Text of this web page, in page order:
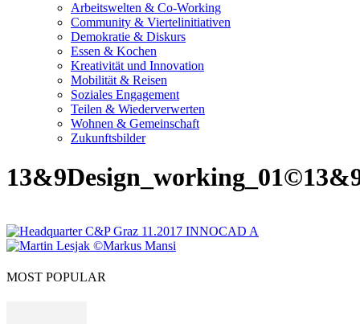
Arbeitswelten & Co-Working
Community & Viertelinitiativen
Demokratie & Diskurs
Essen & Kochen
Kreativität und Innovation
Mobilität & Reisen
Soziales Engagement
Teilen & Wiederverwerten
Wohnen & Gemeinschaft
Zukunftsbilder
MOST POPULAR